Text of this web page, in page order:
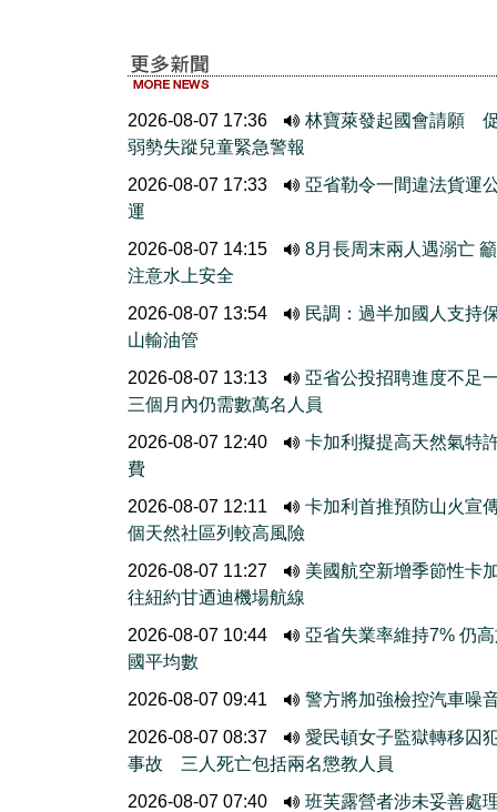
2026-08-07 17:36
林寶萊發起國會請願
弱勢失蹤兒童緊急警報
2026-08-07 17:33
亞省勒令一間違法貨運
運
2026-08-07 14:15
8月長周末兩人遇溺亡
注意水上安全
2026-08-07 13:54
民調：過半加國人支持
山輸油管
2026-08-07 13:13
亞省公投招聘進度不
三個月內仍需數萬名人員
2026-08-07 12:40
卡加利擬提高天然氣特
費
2026-08-07 12:11
卡加利首推預防山火宣
個天然社區列較高風險
2026-08-07 11:27
美國航空新增季節性卡
往紐約甘迺迪機場航線
2026-08-07 10:44
亞省失業率維持7% 仍
國平均數
2026-08-07 09:41
警方將加強檢控汽車噪
2026-08-07 08:37
愛民頓女子監獄轉移囚
事故 三人死亡包括兩名懲教人員
2026-08-07 07:40
班芙露營者涉未妥善處